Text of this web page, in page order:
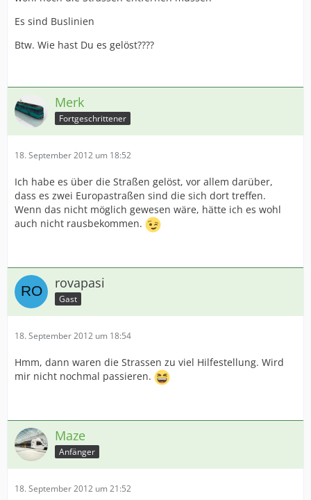
Es sind Buslinien
Btw. Wie hast Du es gelöst????
Merk
Fortgeschrittener
18. September 2012 um 18:52
Ich habe es über die Straßen gelöst, vor allem darüber,
dass es zwei Europastraßen sind die sich dort treffen.
Wenn das nicht möglich gewesen wäre, hätte ich es wohl
auch nicht rausbekommen.
rovapasi
Gast
18. September 2012 um 18:54
Hmm, dann waren die Strassen zu viel Hilfestellung. Wird
mir nicht nochmal passieren.
Maze
Anfänger
18. September 2012 um 21:52